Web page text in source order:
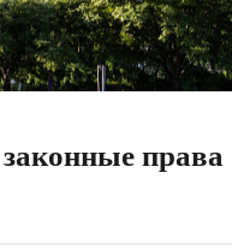
законные права